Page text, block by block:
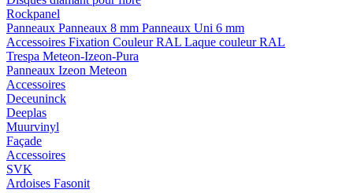
Rockpanel
Panneaux Panneaux 8 mm Panneaux Uni 6 mm
Accessoires Fixation Couleur RAL Laque couleur RAL
Trespa Meteon-Izeon-Pura
Panneaux Izeon Meteon
Accessoires
Deceuninck
Deeplas
Muurvinyl
Façade
Accessoires
SVK
Ardoises Fasonit